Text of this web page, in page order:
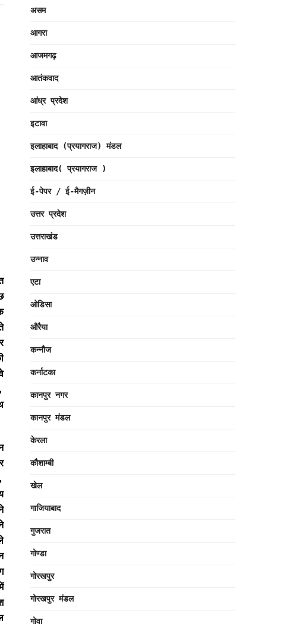
असम
आगरा
आजमगढ़
आतंकवाद
आंध्र प्रदेश
इटावा
इलाहाबाद (प्रयागराज) मंडल
इलाहाबाद( प्रयागराज )
ई-पेपर / ई-मैगज़ीन
उत्तर प्रदेश
उत्तराखंड
उन्नाव
एटा
ओडिसा
औरैया
कन्नौज
कर्नाटका
कानपुर नगर
कानपुर मंडल
केरला
कौशाम्बी
खेल
गाजियाबाद
गुजरात
गोण्डा
गोरखपुर
गोरखपुर मंडल
गोवा